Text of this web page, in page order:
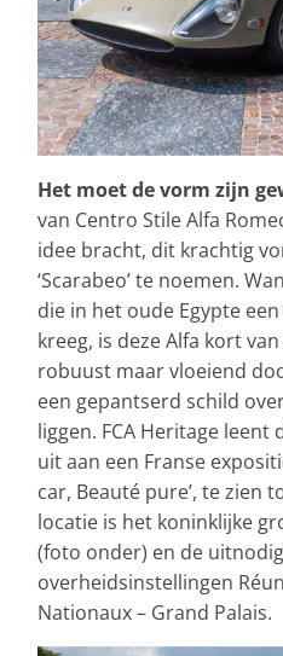
Het moet de vorm zijn
van Centro Stile Alfa
idee bracht, dit krachtig
‘Scarabeo’ te noemen.
die in het oude Egypte
kreeg, is deze Alfa kort
robuust maar vloeiend
een gepantserd schild
liggen. FCA Heritage
uit aan een Franse
car, Beauté pure’, te zien
locatie is het koninklijke
(foto onder) en de
overheidsinstellingen
Nationaux – Grand Palais.